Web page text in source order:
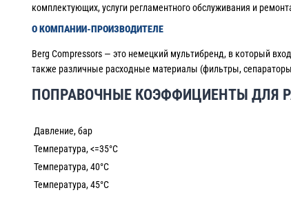
комплектующих, услуги регламентного обслуживания и
О КОМПАНИИ-ПРОИЗВОДИТЕЛЕ
Berg Compressors — это немецкий мультибренд, в который
также различные расходные материалы (фильтры,
ПОПРАВОЧНЫЕ КОЭФФИЦИЕНТЫ ДЛЯ
Давление, бар
Температура, <=35°C
Температура, 40°C
Температура, 45°C